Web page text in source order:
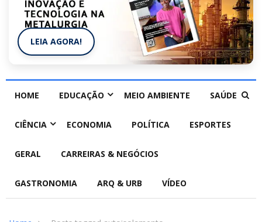
LEIA AGORA!
HOME EDUCAÇÃO MEIO AMBIENTE SAÚDE
CIÊNCIA ECONOMIA POLÍTICA ESPORTES
GERAL CARREIRAS & NEGÓCIOS
GASTRONOMIA ARQ & URB VÍDEO